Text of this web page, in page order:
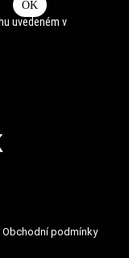
OK
uvedeném v
Obchodní podmínky